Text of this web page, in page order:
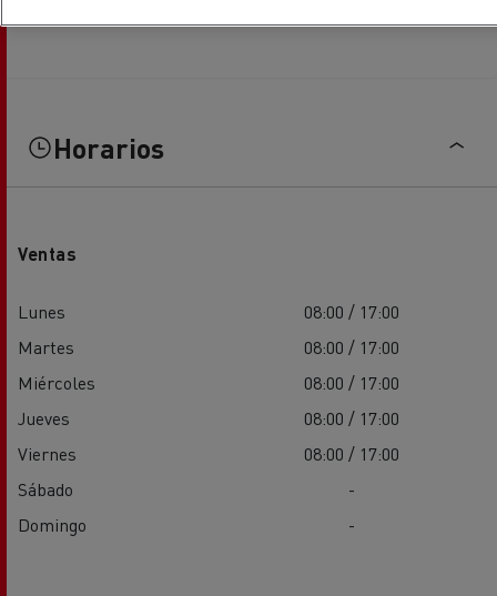
Horarios
Ventas
Lunes
08:00 / 17:00
Martes
08:00 / 17:00
Miércoles
08:00 / 17:00
Jueves
08:00 / 17:00
Viernes
08:00 / 17:00
Sábado
-
Domingo
-